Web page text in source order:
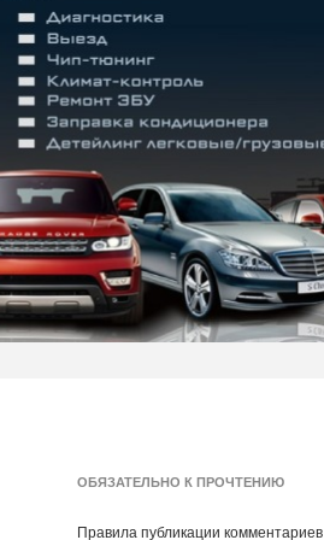
ОБЯЗАТЕЛЬНО К ПРОЧТЕНИЮ
Правила публикации комментариев